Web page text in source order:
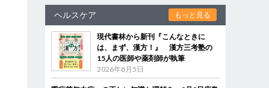
ヘルスケア もっと見る
現代書林から新刊『こんなときに
は、まず、漢方！』 漢方三考塾の
15人の医師や薬剤師が執筆
2026年8月5日